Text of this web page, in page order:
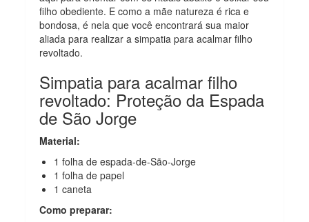
filho obediente. E como a mãe natureza é rica e
bondosa, é nela que você encontrará sua maior
aliada para realizar a simpatia para acalmar filho
revoltado.
Simpatia para acalmar filho
revoltado: Proteção da Espada
de São Jorge
Material:
1 folha de espada-de-São-Jorge
1 folha de papel
1 caneta
Como preparar: